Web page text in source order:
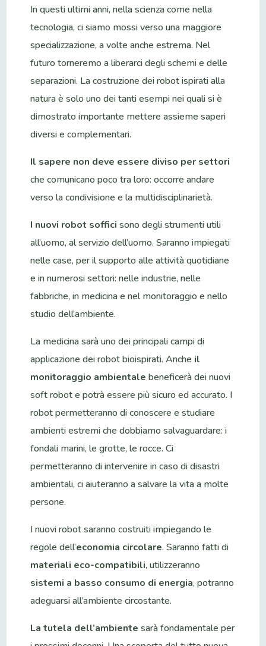
In questi ultimi anni, nella scienza come nella
tecnologia, ci siamo mossi verso una maggiore
specializzazione, a volte anche estrema. Nel
futuro torneremo a liberarci degli schemi e delle
separazioni. La costruzione dei robot ispirati alla
natura è solo uno dei tanti esempi nei quali si è
dimostrato importante mettere assieme saperi
diversi e complementari.
Il sapere non deve essere diviso per settori
che comunicano poco tra loro: occorre andare
verso la condivisione e la multidisciplinarietà.
I nuovi robot soffici sono degli strumenti utili
all’uomo, al servizio dell’uomo. Saranno impiegati
nelle case, per il supporto alle attività quotidiane
e in numerosi settori: nelle industrie, nelle
fabbriche, in medicina e nel monitoraggio e nello
studio dell’ambiente.
La medicina sarà uno dei principali campi di
applicazione dei robot bioispirati. Anche il
monitoraggio ambientale beneficerà dei nuovi
soft robot e potrà essere più sicuro ed accurato. I
robot permetteranno di conoscere e studiare
ambienti estremi che dobbiamo salvaguardare: i
fondali marini, le grotte, le rocce. Ci
permetteranno di intervenire in caso di disastri
ambientali, ci aiuteranno a salvare la vita a molte
persone.
I nuovi robot saranno costruiti impiegando le
regole dell’economia circolare. Saranno fatti di
materiali eco-compatibili, utilizzeranno
sistemi a basso consumo di energia, potranno
adeguarsi all’ambiente circostante.
La tutela dell’ambiente sarà fondamentale per